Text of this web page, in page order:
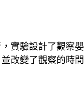
實驗設計了觀察嬰
改變了觀察的時間